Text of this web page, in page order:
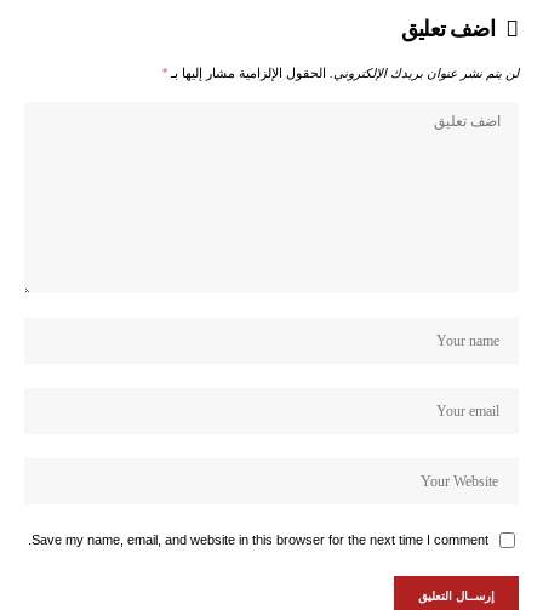
اضف تعليق
لن يتم نشر عنوان بريدك الإلكتروني. الحقول الإلزامية مشار إليها بـ *
Save my name, email, and website in this browser for the next time I comment.